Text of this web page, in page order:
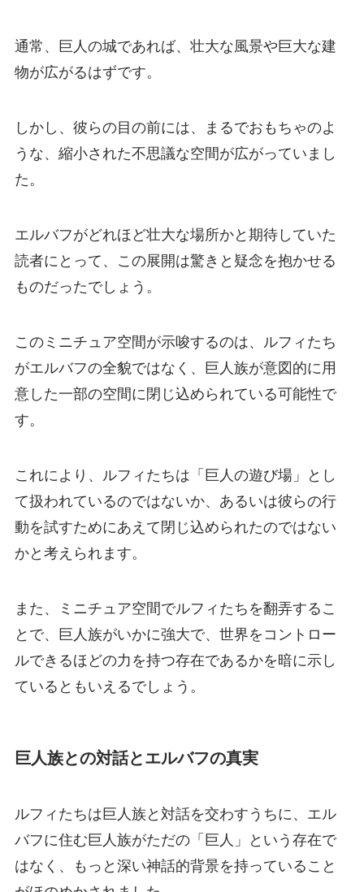
通常、巨人の城であれば、壮大な風景や巨大な建
物が広がるはずです。
しかし、彼らの目の前には、まるでおもちゃのよ
うな、縮小された不思議な空間が広がっていまし
た。
エルバフがどれほど壮大な場所かと期待していた
読者にとって、この展開は驚きと疑念を抱かせる
ものだったでしょう。
このミニチュア空間が示唆するのは、ルフィたち
がエルバフの全貌ではなく、巨人族が意図的に用
意した一部の空間に閉じ込められている可能性で
す。
これにより、ルフィたちは「巨人の遊び場」とし
て扱われているのではないか、あるいは彼らの行
動を試すためにあえて閉じ込められたのではない
かと考えられます。
また、ミニチュア空間でルフィたちを翻弄するこ
とで、巨人族がいかに強大で、世界をコントロー
ルできるほどの力を持つ存在であるかを暗に示し
ているともいえるでしょう。
巨人族との対話とエルバフの真実
ルフィたちは巨人族と対話を交わすうちに、エル
バフに住む巨人族がただの「巨人」という存在で
はなく、もっと深い神話的背景を持っていること